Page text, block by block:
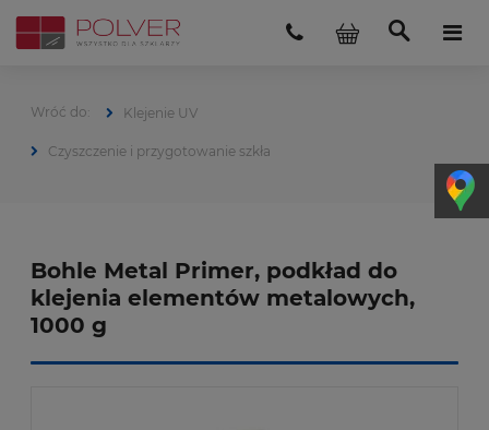
Klejenie UV
Czyszczenie i przygotowanie szkła
Bohle Metal Primer, podkład do
klejenia elementów metalowych,
1000 g